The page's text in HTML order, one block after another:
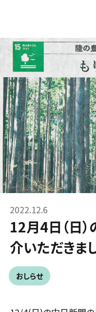
2022.12.6
12月4日（日
介いただきま
おしらせ